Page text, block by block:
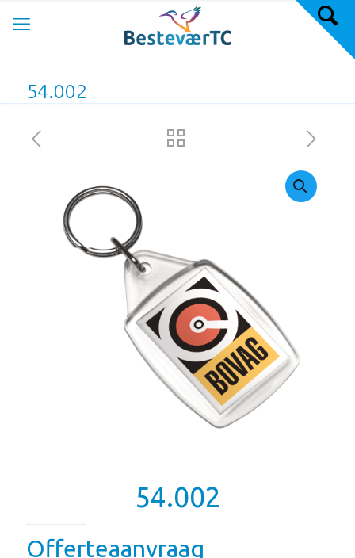
54.002
54.002
Offerteaanvraag